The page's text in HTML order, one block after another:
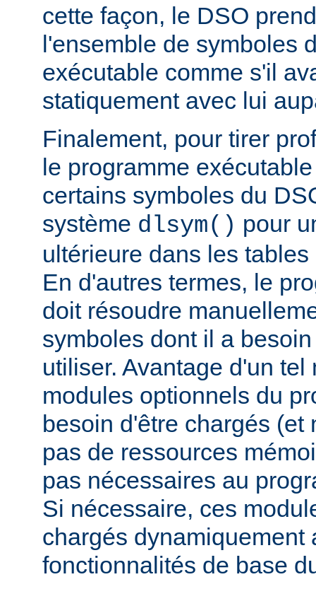
cette façon, le DSO
l'ensemble de symboles
exécutable comme s'il
statiquement avec lui
Finalement, pour tirer
le programme
certains symboles du
système dlsym() pour
ultérieure dans les
En d'autres termes, le
doit résoudre
symboles dont il a
utiliser. Avantage d'un
modules optionnels du
besoin d'être chargés (et
pas de ressources
pas nécessaires au
Si nécessaire, ces
chargés dynamiquement
fonctionnalités de base